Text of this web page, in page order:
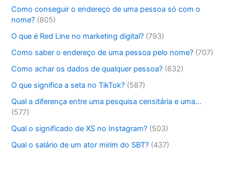
Como conseguir o endereço de uma pessoa só com o
nome? (805)
O que é Red Line no marketing digital? (793)
Como saber o endereço de uma pessoa pelo nome? (707)
Como achar os dados de qualquer pessoa? (632)
O que significa a seta no TikTok? (587)
Qual a diferença entre uma pesquisa censitária e uma…
(577)
Qual o significado de XS no Instagram? (503)
Qual o salário de um ator mirim do SBT? (437)